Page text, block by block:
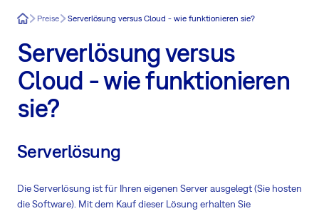
Easy8Preise Serverlösung versus Cloud - wie funktionieren sie?
Serverlösung versus
Cloud - wie funktionieren
sie?
Serverlösung
Die Serverlösung ist für Ihren eigenen Server ausgelegt (Sie hosten
die Software). Mit dem Kauf dieser Lösung erhalten Sie